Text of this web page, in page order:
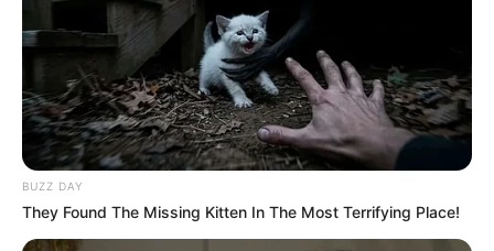
BUZZ DAY
They Found The Missing Kitten In The Most Terrifying Place!